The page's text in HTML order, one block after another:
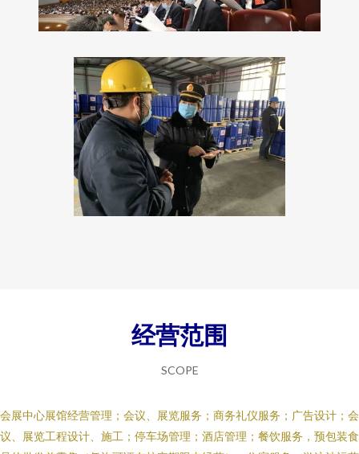
经营范围
SCOPE
会展中心展馆经营管理；会议、展览服务；商务礼仪服务；广告设计；会
议、展览工程设计、施工；停车场管理；酒店管理；餐饮服务，预包装食